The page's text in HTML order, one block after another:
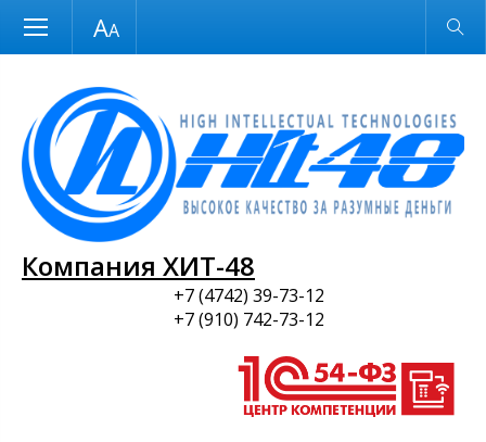
Размер шрифта Обычная версия
Компания ХИТ-48
+7 (4742) 39-73-12
+7 (910) 742-73-12